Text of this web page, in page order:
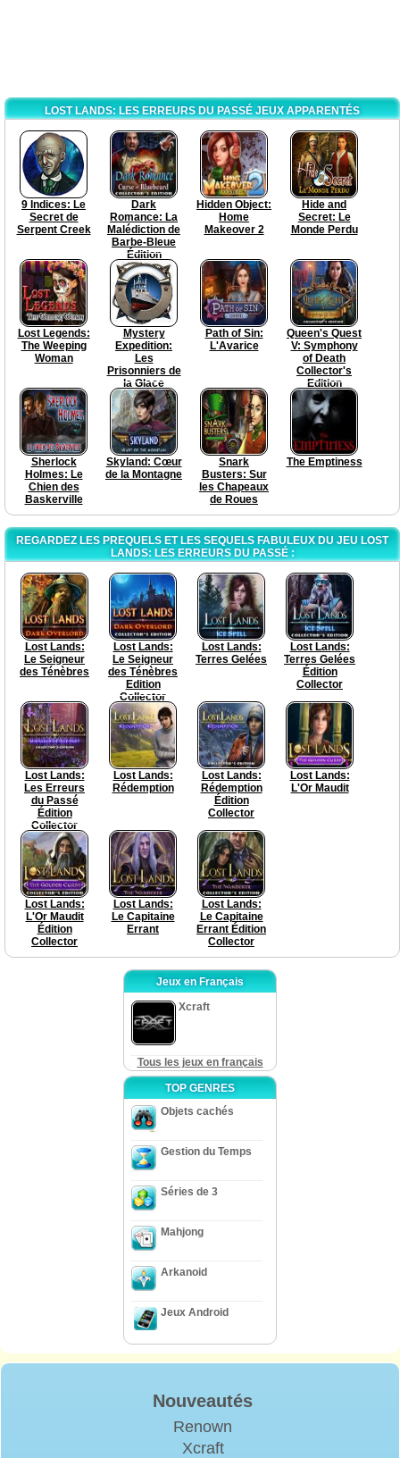
LOST LANDS: LES ERREURS DU PASSÉ JEUX APPARENTÉS
9 Indices: Le
Secret de
Serpent Creek
Dark
Romance: La
Malédiction de
Barbe-Bleue
Édition
Collector
Hidden Object:
Home
Makeover 2
Hide and
Secret: Le
Monde Perdu
Lost Legends:
The Weeping
Woman
Mystery
Expedition:
Les
Prisonniers de
la Glace
Path of Sin:
L'Avarice
Queen's Quest
V: Symphony
of Death
Collector's
Edition
Sherlock
Holmes: Le
Chien des
Baskerville
Skyland: Cœur
de la Montagne
Snark
Busters: Sur
les Chapeaux
de Roues
The Emptiness
REGARDEZ LES PREQUELS ET LES SEQUELS FABULEUX DU JEU LOST
LANDS: LES ERREURS DU PASSÉ :
Lost Lands:
Le Seigneur
des Ténèbres
Lost Lands:
Le Seigneur
des Ténèbres
Edition
Collector
Lost Lands:
Terres Gelées
Lost Lands:
Terres Gelées
Édition
Collector
Lost Lands:
Les Erreurs
du Passé
Édition
Collector
Lost Lands:
Rédemption
Lost Lands:
Rédemption
Édition
Collector
Lost Lands:
L'Or Maudit
Lost Lands:
L'Or Maudit
Édition
Collector
Lost Lands:
Le Capitaine
Errant
Lost Lands:
Le Capitaine
Errant Édition
Collector
Jeux en Français
Xcraft
Tous les jeux en français
TOP GENRES
Objets cachés
Gestion du Temps
Séries de 3
Mahjong
Arkanoid
Jeux Android
Nouveautés
Renown
Xcraft